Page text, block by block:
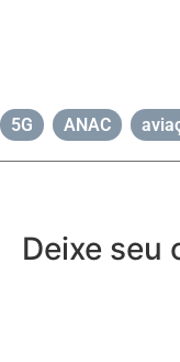
5G ANAC
Deixe seu